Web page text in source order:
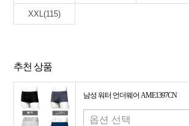
XXL(115)
추천 상품
남성 워터 언더웨어 AME1397CN